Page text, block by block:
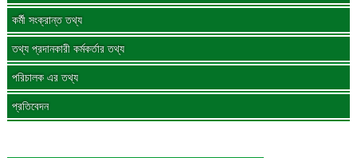
কর্মী সংক্রান্ত তথ্য
তথ্য প্রদানকারী কর্মকর্তার তথ্য
পরিচালক এর তথ্য
প্রতিবেদন